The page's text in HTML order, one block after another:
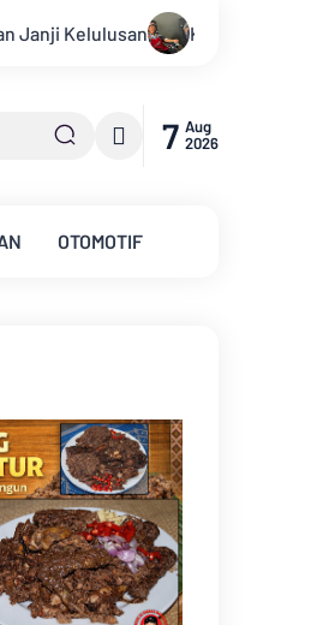
Sinsen Gelar Donor Darah ke-
7 Aug
2026
OTOMOTIF